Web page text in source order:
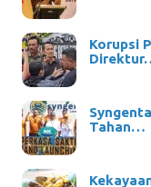
Korupsi
Tahan…